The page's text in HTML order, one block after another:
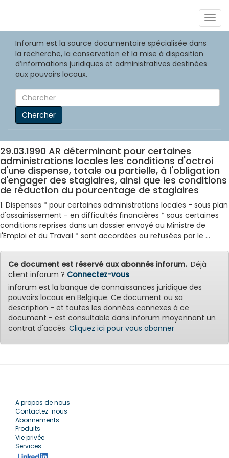
Inforum est la source documentaire spécialisée dans
la recherche, la conservation et la mise à disposition
d’informations juridiques et administratives destinées
aux pouvoirs locaux.
Chercher
29.03.1990 AR déterminant pour certaines
administrations locales les conditions d'octroi
d'une dispense, totale ou partielle, à l'obligation
d'engager des stagiaires, ainsi que les conditions
de réduction du pourcentage de stagiaires
1. Dispenses * pour certaines administrations locales - sous plan
d'assainissement - en difficultés financières * sous certaines
conditions reprises dans un dossier envoyé au Ministre de
l'Emploi et du Travail * sont accordées ou refusées par le ...
Ce document est réservé aux abonnés inforum.Déjà
client inforum ? Connectez-vous
inforum est la banque de connaissances juridique des
pouvoirs locaux en Belgique. Ce document ou sa
description - et toutes les données connexes à ce
document - est consultable dans inforum moyennant un
contrat d'accès. Cliquez ici pour vous abonner
A propos de nous
Contactez-nous
Abonnements
Produits
Vie privée
Services